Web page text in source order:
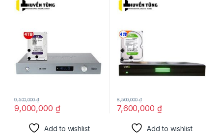
9,000,000 ₫
9,500,000₫
Add to wishlist
7,600,000 ₫
8,500,000₫
Add to wishlist